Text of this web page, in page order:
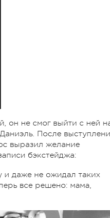
он не смог выйти с ней
После
выразил желание
бэкстейджа:
и даже не ожидал таких
все решено: мама,